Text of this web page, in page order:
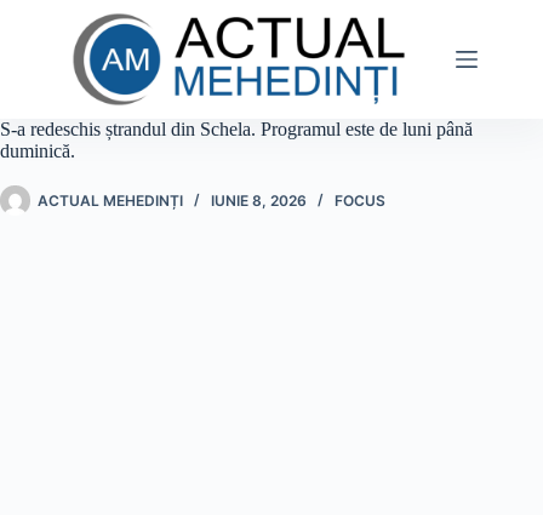
S-a redeschis ștrandul din Schela. Programul este de luni până
duminică.
ACTUAL MEHEDINȚI IUNIE 8, 2026 FOCUS